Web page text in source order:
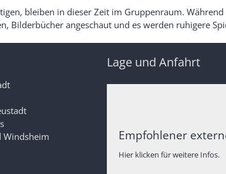
bleiben in dieser Zeit im Gruppenraum. Während
Bilderbücher angeschaut und es werden ruhigere
Windsheim
Lage und Anfahrt
Empfohlener
Hier klicken für weitere Infos.